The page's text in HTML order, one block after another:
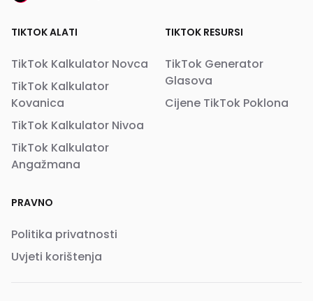
TIKTOK ALATI
TikTok Kalkulator Novca
TikTok Kalkulator
Kovanica
TikTok Kalkulator Nivoa
TikTok Kalkulator
Angažmana
TIKTOK RESURSI
TikTok Generator
Glasova
Cijene TikTok Poklona
PRAVNO
Politika privatnosti
Uvjeti korištenja